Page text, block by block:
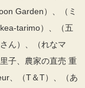
Garden）、（ミ
tarimo）、（五
ん）、（れなマ
子、農家の直売 重
、（T＆T）、（あ